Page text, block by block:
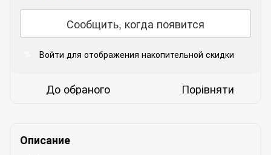
Сообщить, когда появится
Войти для отображения накопительной скидки
До обраного Порівняти
Описание